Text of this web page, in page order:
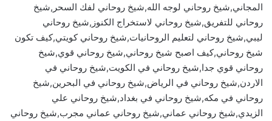
المجاني,شيخ روحاني لوجه الله,شيخ روحاني لفك السحر,شيخ
روحاني للتفريق,شيخ روحاني لاستخراج الكنوز,شيخ روحاني
ليبي,شيخ روحاني لتعليم الروحانيات,شيخ روحاني كويتي,كيف تكون
شيخ روحاني,كيف اصبح شيخ روحاني,شيخ روحاني قوي,شيخ
روحاني قوي جدا,شيخ روحاني في الكويت,شيخ روحاني في
الاردن,شيخ روحاني في الرياض,شيخ روحاني في البحرين,شيخ
روحاني في مكه,شيخ روحاني في بغداد,شيخ روحاني علي
الزيدي,شيخ روحاني عماني,شيخ روحاني عماني مجرب,شيخ روحاني